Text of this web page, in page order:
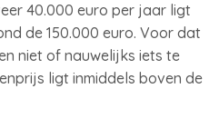
40.000 euro per jaar ligt
de 150.000 euro. Voor dat
niet of nauwelijks iets te
ligt inmiddels boven de